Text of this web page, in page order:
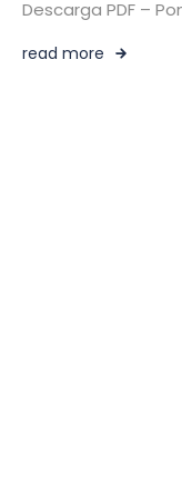
Descarga PDF –
read more